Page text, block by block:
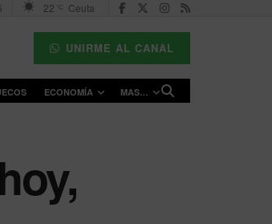
22 °C Ceuta
UNIRME AL CANAL
ECONOMÍA MAS…